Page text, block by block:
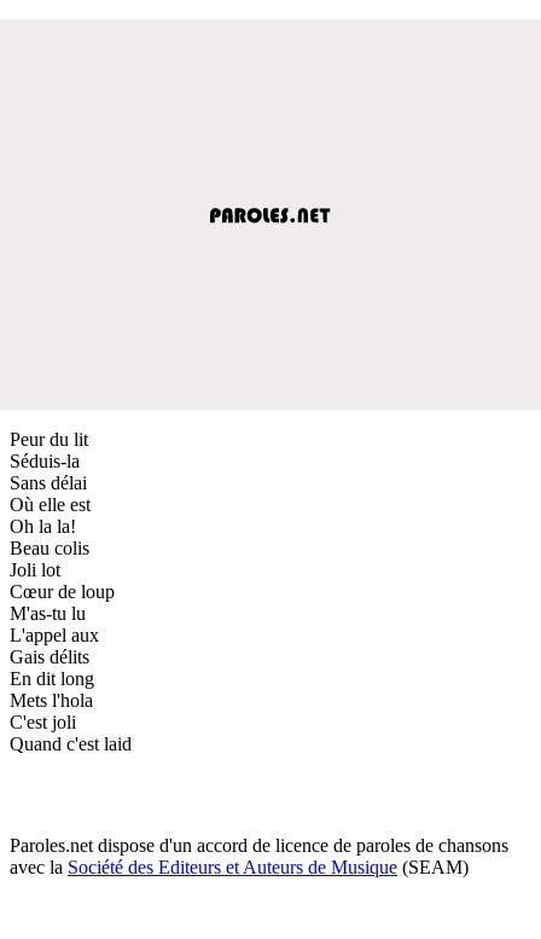
Peur du lit
Séduis-la
Sans délai
Où elle est
Oh la la!
Beau colis
Joli lot
Cœur de loup
M'as-tu lu
L'appel aux
Gais délits
En dit long
Mets l'hola
C'est joli
Quand c'est laid
Paroles.net dispose d'un accord de licence de paroles de chansons
avec la Société des Editeurs et Auteurs de Musique (SEAM)